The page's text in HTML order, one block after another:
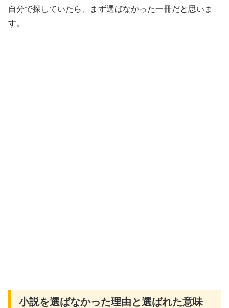
自分で探していたら、まず選ばなかった一冊だと思いま
す。
小説を選ばなかった理由と選ばれた意味